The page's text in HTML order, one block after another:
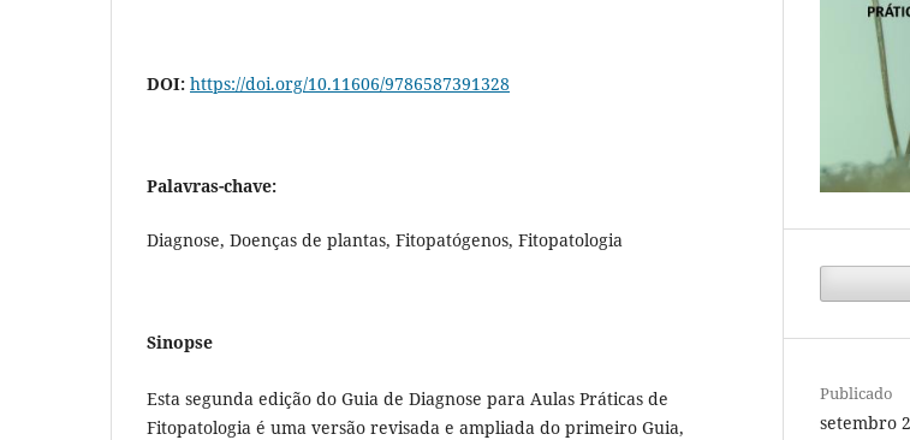
DOI: https://doi.org/10.11606/9786587391328
Palavras-chave:
Diagnose, Doenças de plantas, Fitopatógenos, Fitopatologia
Sinopse
Esta segunda edição do Guia de Diagnose para Aulas Práticas de
Fitopatologia é uma versão revisada e ampliada do primeiro Guia,
Publicado
setembro